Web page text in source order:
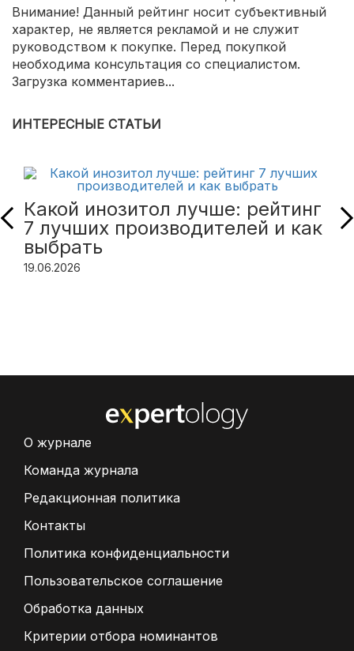
Внимание! Данный рейтинг носит субъективный
характер, не является рекламой и не служит
руководством к покупке. Перед покупкой
необходима консультация со специалистом.
Загрузка комментариев...
ИНТЕРЕСНЫЕ СТАТЬИ
Какой инозитол лучше: рейтинг
7 лучших производителей и как
выбрать
19.06.2026
О журнале
Команда журнала
Редакционная политика
Контакты
Политика конфиденциальности
Пользовательское соглашение
Обработка данных
Критерии отбора номинантов